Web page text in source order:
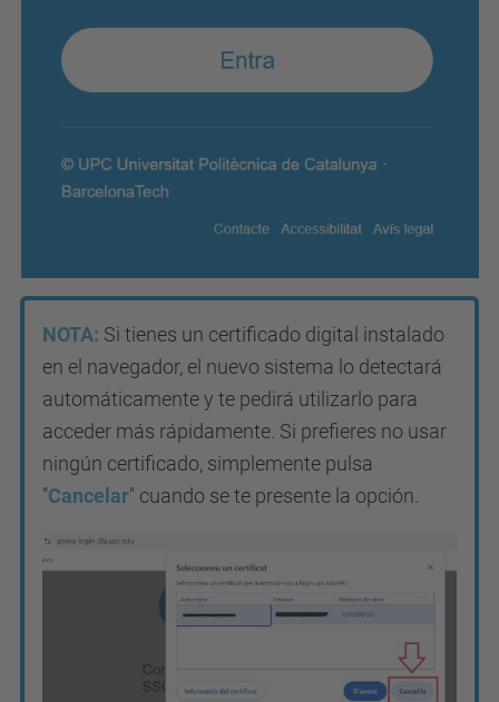
NOTA: Si tienes un certificado digital instalado
en el navegador, el nuevo sistema lo detectará
automáticamente y te pedirá utilizarlo para
acceder más rápidamente. Si prefieres no usar
ningún certificado, simplemente pulsa
"Cancelar" cuando se te presente la opción.